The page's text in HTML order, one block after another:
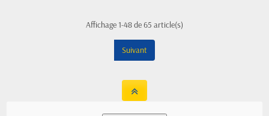
Affichage 1-48 de 65 article(s)
Suivant